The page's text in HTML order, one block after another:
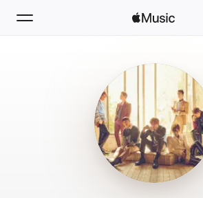
新着おすすめ
Apple Musicをインストー